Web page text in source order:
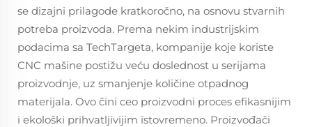
se dizajni prilagode kratkoročno, na osnovu stvarnih
potreba proizvoda. Prema nekim industrijskim
podacima sa TechTargeta, kompanije koje koriste
CNC mašine postižu veću doslednost u serijama
proizvodnje, uz smanjenje količine otpadnog
materijala. Ovo čini ceo proizvodni proces efikasnijim
i ekološki prihvatljivijim istovremeno. Proizvođači